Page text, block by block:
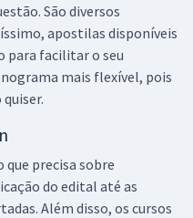
São diversos
apostilas disponíveis
para facilitar o seu
mais flexível, pois
que precisa sobre
do edital até as
Além disso, os cursos